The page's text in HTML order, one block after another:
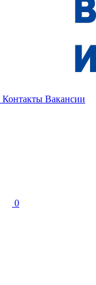
Контакты Вакансии
0